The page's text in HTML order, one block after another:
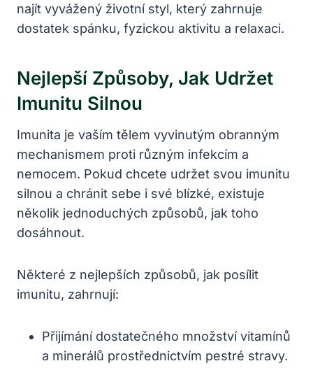
najít vyvážený životní styl, který zahrnuje
dostatek spánku, fyzickou aktivitu a relaxaci.
Nejlepší Způsoby, Jak Udržet
Imunitu Silnou
Imunita je vaším tělem vyvinutým obranným
mechanismem proti různým infekcím a
nemocem. Pokud chcete udržet svou imunitu
silnou a chránit sebe i své blízké, existuje
několik jednoduchých způsobů, jak toho
dosáhnout.
Některé z nejlepších způsobů, jak posílit
imunitu, zahrnují:
Přijímání dostatečného množství vitamínů
a minerálů prostřednictvím pestré stravy.